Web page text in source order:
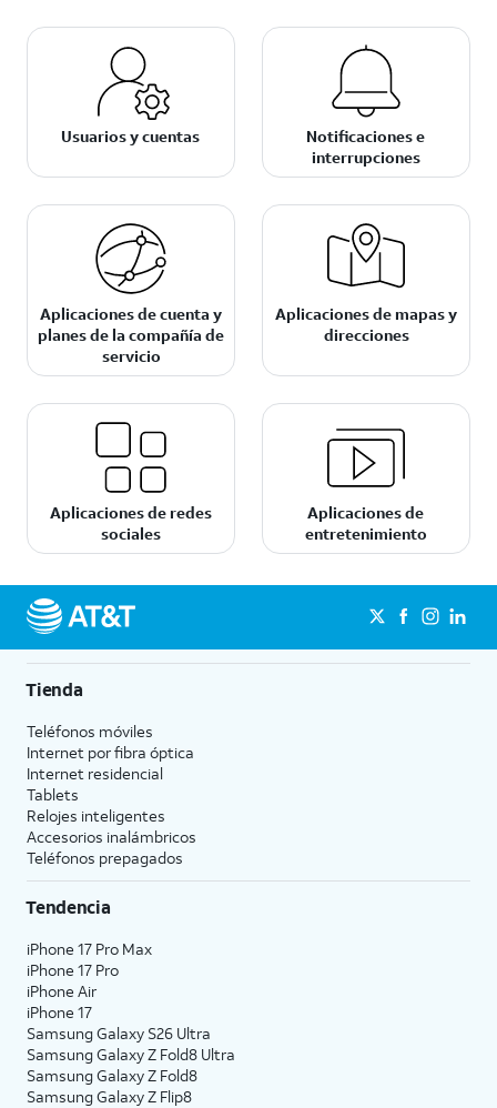
Usuarios y cuentas
Notificaciones e
interrupciones
Aplicaciones de cuenta y
planes de la compañía de
servicio
Aplicaciones de mapas y
direcciones
Aplicaciones de redes
sociales
Aplicaciones de
entretenimiento
Tienda
Teléfonos móviles
Internet por fibra óptica
Internet residencial
Tablets
Relojes inteligentes
Accesorios inalámbricos
Teléfonos prepagados
Tendencia
iPhone 17 Pro Max
iPhone 17 Pro
iPhone Air
iPhone 17
Samsung Galaxy S26 Ultra
Samsung Galaxy Z Fold8 Ultra
Samsung Galaxy Z Fold8
Samsung Galaxy Z Flip8